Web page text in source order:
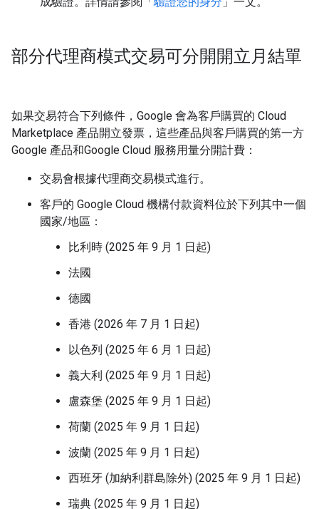
部分代理商模式交易可分開開立月結單
如果交易符合下列條件，Google 會為客戶購買的 Cloud
Marketplace 產品開立發票，這些產品與客戶購買的第一方
Google 產品和Google Cloud 服務用量分開計費：
交易會根據代理商交易模式進行。
客戶的 Google Cloud 機構付款資料位於下列其中一個
國家/地區：
比利時 (2025 年 9 月 1 日起)
法國
德國
香港 (2026 年 7 月 1 日起)
以色列 (2025 年 6 月 1 日起)
義大利 (2025 年 9 月 1 日起)
盧森堡 (2025 年 9 月 1 日起)
荷蘭 (2025 年 9 月 1 日起)
波蘭 (2025 年 9 月 1 日起)
西班牙 (加納利群島除外) (2025 年 9 月 1 日起)
瑞典 (2025 年 9 月 1 日起)